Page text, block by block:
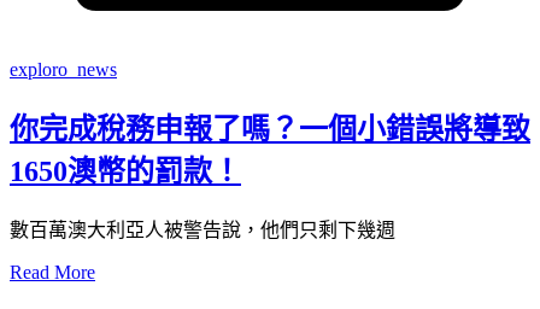
exploro_news
你完成稅務申報了嗎？一個小錯誤將導致
1650澳幣的罰款！
數百萬澳大利亞人被警告說，他們只剩下幾週
Read More